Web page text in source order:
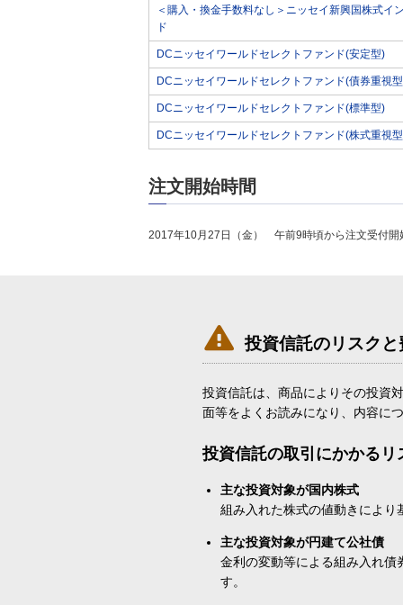
＜購入・換金手数料なし＞ニッセイ新興国株式イ
ド
DCニッセイワールドセレクトファンド(安定型)
DCニッセイワールドセレクトファンド(債券重視
DCニッセイワールドセレクトファンド(標準型)
DCニッセイワールドセレクトファンド(株式重視
注文開始時間
2017年10月27日（金） 午前9時頃から注文受付開
 投資信託のリスク
投資信託は、商品によりその投資
面等をよくお読みになり、内容に
投資信託の取引にかかるリ
主な投資対象が国内株式
組み入れた株式の値動きによ
主な投資対象が円建て公社債
金利の変動等による組み入れ
す。